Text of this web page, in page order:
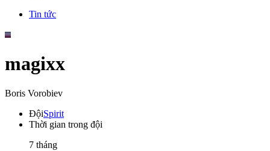
Tin tức
magixx
Boris Vorobiev
ĐộiSpirit
Thời gian trong đội
7 tháng